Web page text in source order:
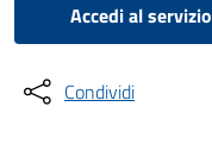
Accedi al servizio
Condividi